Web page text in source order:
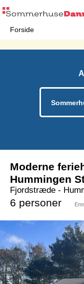
Forside
Moderne
Hummingen
Fjordstræde -
6 personer